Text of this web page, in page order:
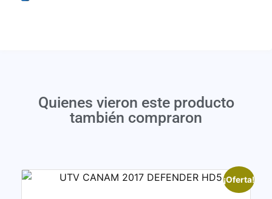
Quienes vieron este producto
también compraron
¡Oferta!